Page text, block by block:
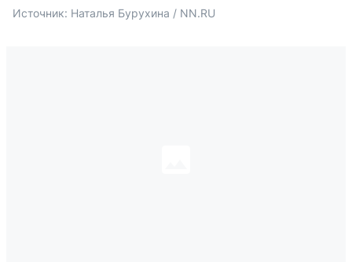
Источник: Наталья Бурухина / NN.RU